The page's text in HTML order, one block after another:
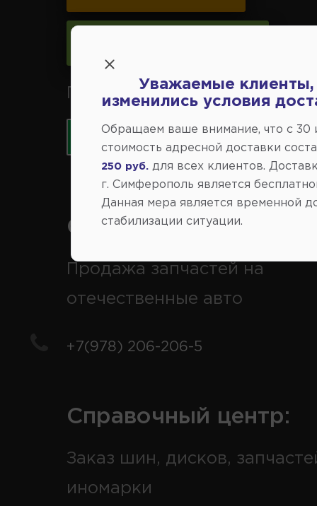
Принимаем к оплате карты
Справочный центр:
Продажа запчастей на
отечественные авто
+7(978) 206-206-5
Справочный центр:
Заказ шин, дисков,
иномарки
Уважаемые клиенты,
изменились условия
Обращаем ваше внимание, что c 30
стоимость адресной доставки
250 руб.
для всех клиентов.
г. Симферополь является
Данная мера является временной
стабилизации ситуации.